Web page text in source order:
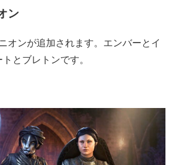
ン
オンが追加されます。エンバーとイ
とブレトンです。